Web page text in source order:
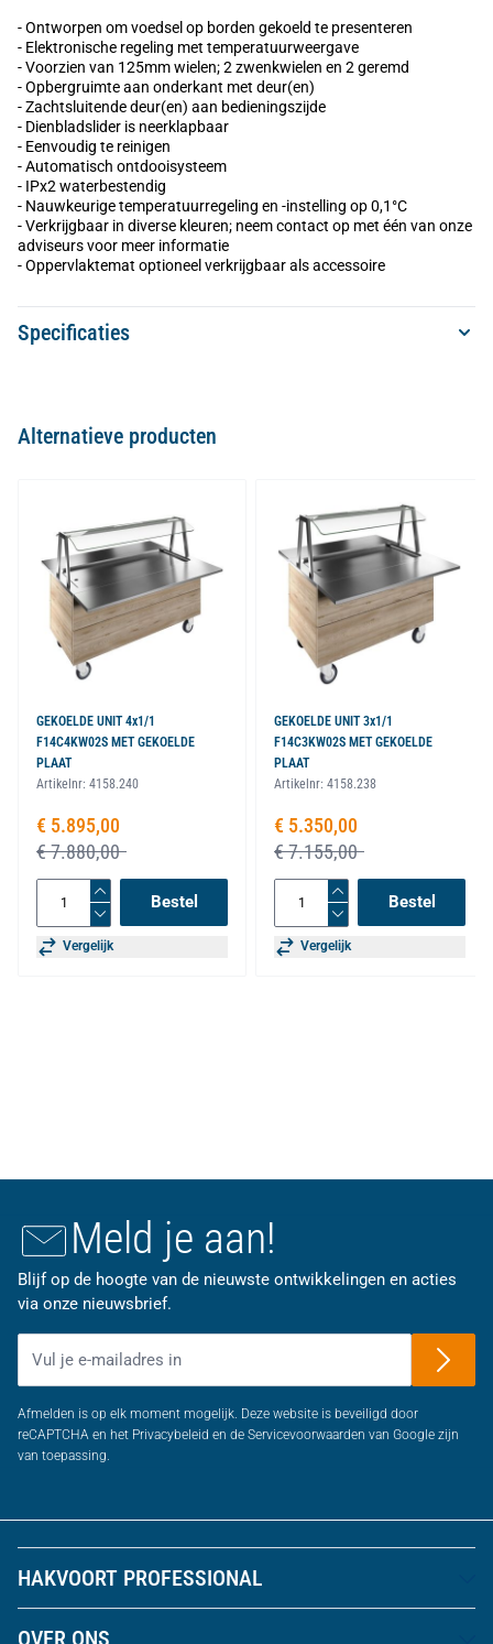
- Ontworpen om voedsel op borden gekoeld te presenteren
- Elektronische regeling met temperatuurweergave
- Voorzien van 125mm wielen; 2 zwenkwielen en 2 geremd
- Opbergruimte aan onderkant met deur(en)
- Zachtsluitende deur(en) aan bedieningszijde
- Dienbladslider is neerklapbaar
- Eenvoudig te reinigen
- Automatisch ontdooisysteem
- IPx2 waterbestendig
- Nauwkeurige temperatuurregeling en -instelling op 0,1°C
- Verkrijgbaar in diverse kleuren; neem contact op met één van onze
adviseurs voor meer informatie
- Oppervlaktemat optioneel verkrijgbaar als accessoire
Specificaties
Alternatieve producten
GEKOELDE UNIT 4x1/1
F14C4KW02S MET GEKOELDE
PLAAT
Artikelnr: 4158.240
Speciale prijs
€ 5.895,00
€ 7.880,00
Bestel
Vergelijk
GEKOELDE UNIT 3x1/1
F14C3KW02S MET GEKOELDE
PLAAT
Artikelnr: 4158.238
Speciale prijs
€ 5.350,00
€ 7.155,00
Bestel
Vergelijk
Meld je aan!
Blijf op de hoogte van de nieuwste ontwikkelingen en acties
via onze nieuwsbrief.
Afmelden is op elk moment mogelijk. Deze website is beveiligd door
reCAPTCHA en het Privacybeleid en de Servicevoorwaarden van Google zijn
van toepassing.
HAKVOORT PROFESSIONAL
OVER ONS